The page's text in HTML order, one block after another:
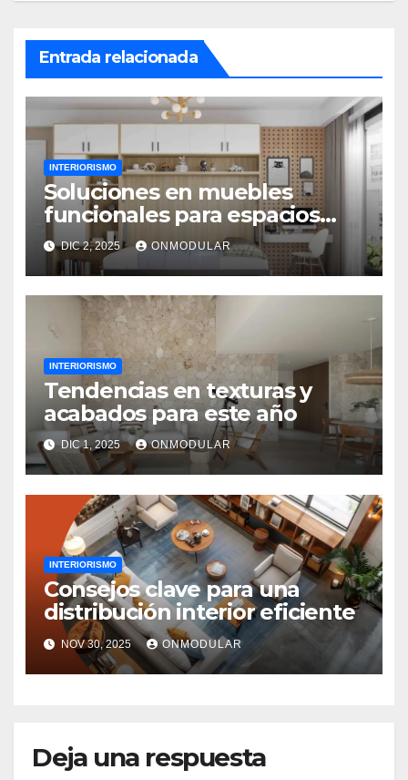
Entrada relacionada
INTERIORISMO
Soluciones en muebles
funcionales para espacios
reducidos
DIC 2, 2025 ONMODULAR
INTERIORISMO
Tendencias en texturas y
acabados para este año
DIC 1, 2025 ONMODULAR
INTERIORISMO
Consejos clave para una
distribución interior eficiente
NOV 30, 2025 ONMODULAR
Deja una respuesta